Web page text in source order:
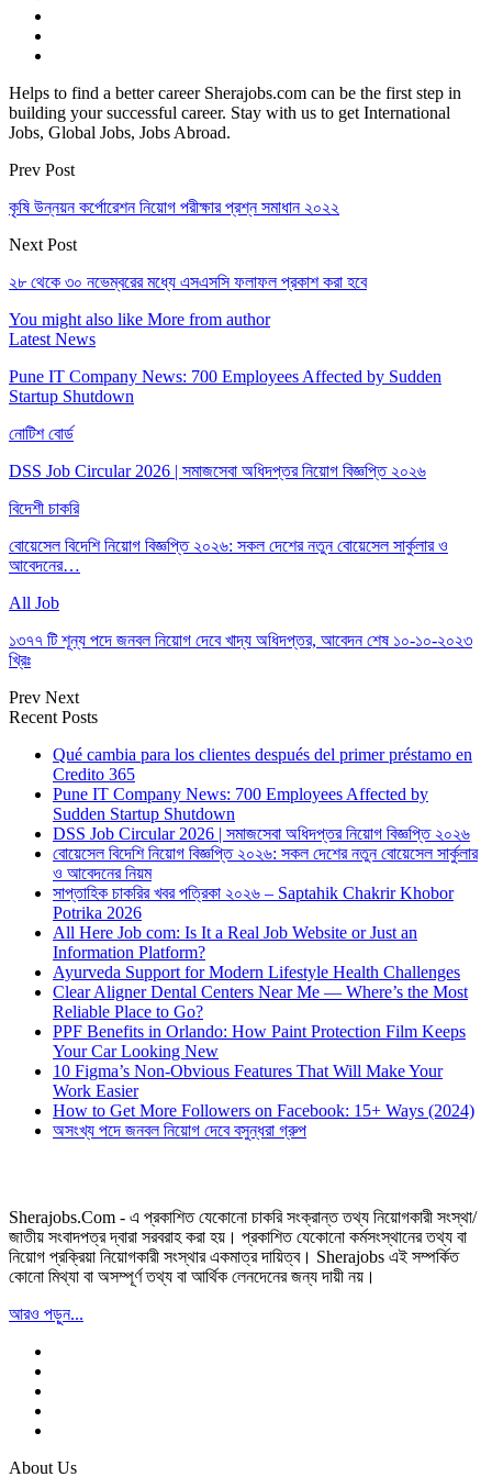
Helps to find a better career Sherajobs.com can be the first step in
building your successful career. Stay with us to get International
Jobs, Global Jobs, Jobs Abroad.
Prev Post
কৃষি উন্নয়ন কর্পোরেশন নিয়োগ পরীক্ষার প্রশ্ন সমাধান ২০২২
Next Post
২৮ থেকে ৩০ নভেম্বরের মধ্যে এসএসসি ফলাফল প্রকাশ করা হবে
You might also like More from author
Latest News
Pune IT Company News: 700 Employees Affected by Sudden
Startup Shutdown
নোটিশ বোর্ড
DSS Job Circular 2026 | সমাজসেবা অধিদপ্তর নিয়োগ বিজ্ঞপ্তি ২০২৬
বিদেশী চাকরি
বোয়েসেল বিদেশি নিয়োগ বিজ্ঞপ্তি ২০২৬: সকল দেশের নতুন বোয়েসেল সার্কুলার ও
আবেদনের…
All Job
১৩৭৭ টি শূন্য পদে জনবল নিয়োগ দেবে খাদ্য অধিদপ্তর, আবেদন শেষ ১০-১০-২০২৩
খ্রিঃ
Prev Next
Recent Posts
Qué cambia para los clientes después del primer préstamo en
Credito 365
Pune IT Company News: 700 Employees Affected by
Sudden Startup Shutdown
DSS Job Circular 2026 | সমাজসেবা অধিদপ্তর নিয়োগ বিজ্ঞপ্তি ২০২৬
বোয়েসেল বিদেশি নিয়োগ বিজ্ঞপ্তি ২০২৬: সকল দেশের নতুন বোয়েসেল সার্কুলার
ও আবেদনের নিয়ম
সাপ্তাহিক চাকরির খবর পত্রিকা ২০২৬ – Saptahik Chakrir Khobor
Potrika 2026
All Here Job com: Is It a Real Job Website or Just an
Information Platform?
Ayurveda Support for Modern Lifestyle Health Challenges
Clear Aligner Dental Centers Near Me — Where’s the Most
Reliable Place to Go?
PPF Benefits in Orlando: How Paint Protection Film Keeps
Your Car Looking New
10 Figma’s Non-Obvious Features That Will Make Your
Work Easier
How to Get More Followers on Facebook: 15+ Ways (2024)
অসংখ্য পদে জনবল নিয়োগ দেবে বসুন্ধরা গ্রুপ
Sherajobs.Com - এ প্রকাশিত যেকোনো চাকরি সংক্রান্ত তথ্য নিয়োগকারী সংস্থা/
জাতীয় সংবাদপত্র দ্বারা সরবরাহ করা হয়। প্রকাশিত যেকোনো কর্মসংস্থানের তথ্য বা
নিয়োগ প্রক্রিয়া নিয়োগকারী সংস্থার একমাত্র দায়িত্ব। Sherajobs এই সম্পর্কিত
কোনো মিথ্যা বা অসম্পূর্ণ তথ্য বা আর্থিক লেনদেনের জন্য দায়ী নয়।
আরও পড়ুন...
About Us